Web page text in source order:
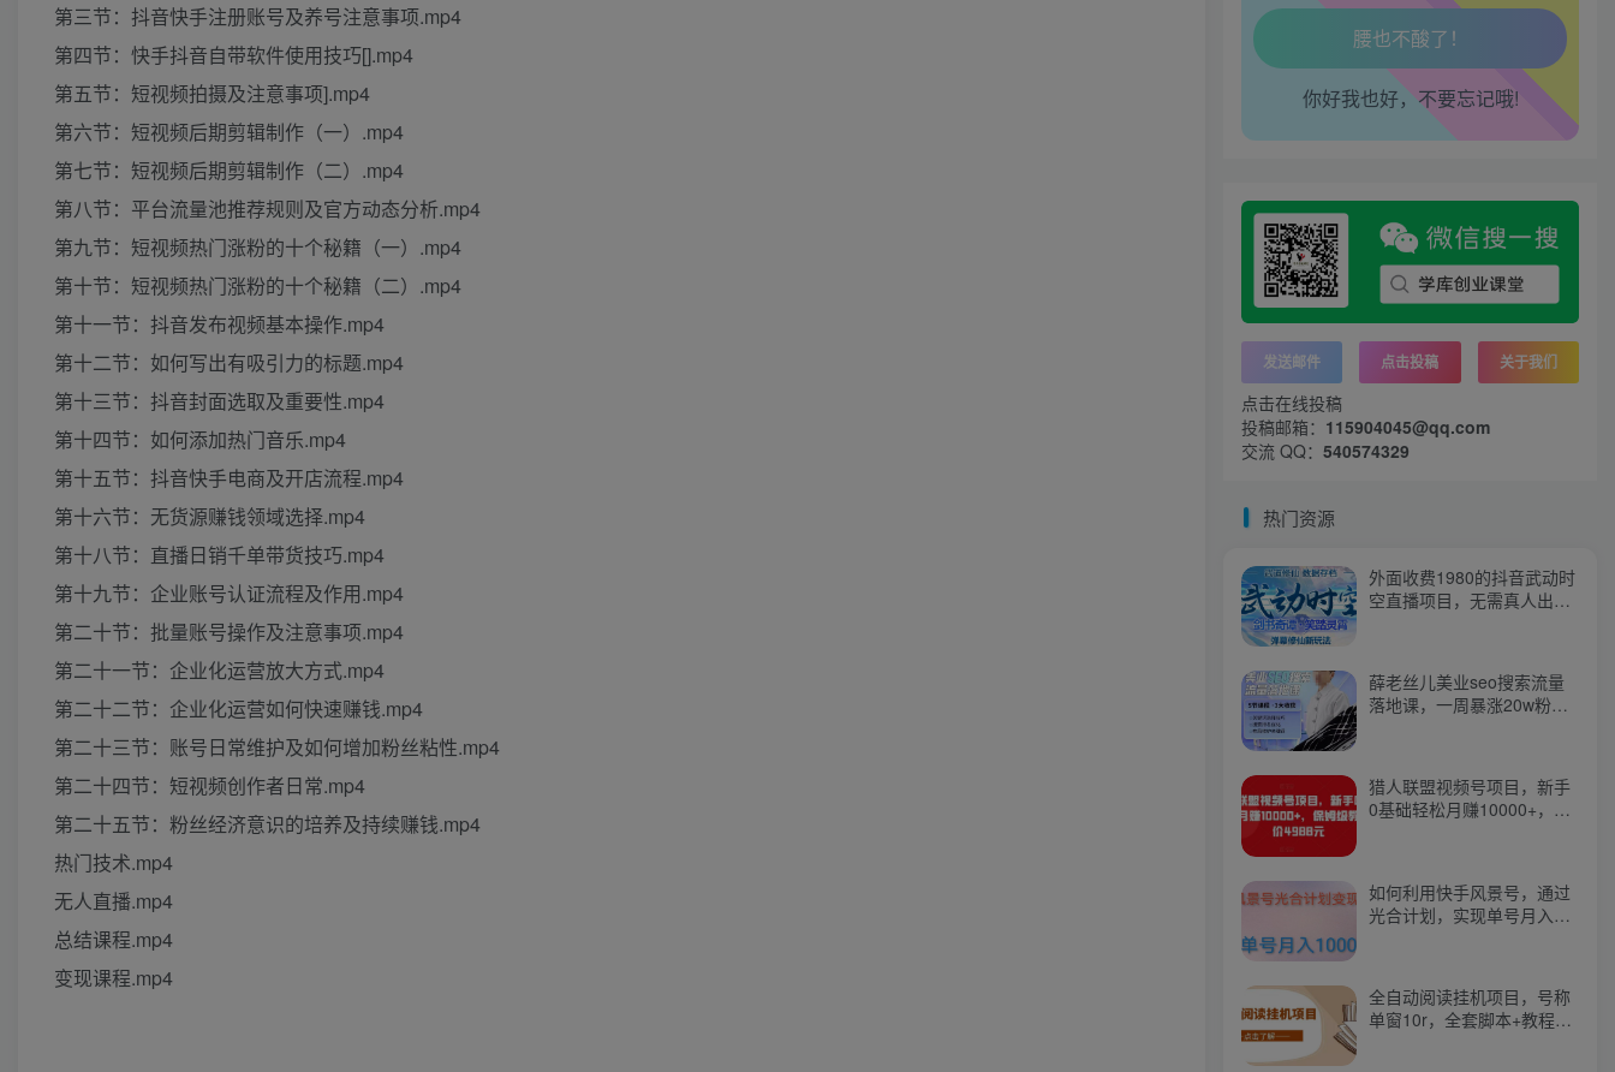
第三节：抖音快手注册账号及养号注意事项.mp4
第四节：快手抖音自带软件使用技巧[].mp4
第五节：短视频拍摄及注意事项].mp4
第六节：短视频后期剪辑制作（一）.mp4
第七节：短视频后期剪辑制作（二）.mp4
第八节：平台流量池推荐规则及官方动态分析.mp4
第九节：短视频热门涨粉的十个秘籍（一）.mp4
第十节：短视频热门涨粉的十个秘籍（二）.mp4
第十一节：抖音发布视频基本操作.mp4
第十二节：如何写出有吸引力的标题.mp4
第十三节：抖音封面选取及重要性.mp4
第十四节：如何添加热门音乐.mp4
第十五节：抖音快手电商及开店流程.mp4
第十六节：无货源赚钱领域选择.mp4
第十八节：直播日销千单带货技巧.mp4
第十九节：企业账号认证流程及作用.mp4
第二十节：批量账号操作及注意事项.mp4
第二十一节：企业化运营放大方式.mp4
第二十二节：企业化运营如何快速赚钱.mp4
第二十三节：账号日常维护及如何增加粉丝粘性.mp4
第二十四节：短视频创作者日常.mp4
第二十五节：粉丝经济意识的培养及持续赚钱.mp4
热门技术.mp4
无人直播.mp4
总结课程.mp4
变现课程.mp4
腿也不痛了！
腰也不酸了！
工作也轻松了！
你好我也好，不要忘记哦!
发送邮件 点击投稿 关于我们
点击在线投稿
投稿邮箱： 115904045@qq.com
交流 QQ： 540574329
热门资源
外面收费1980的抖音武动时
空直播项目，无需真人出
薛老丝儿美业seo搜索流量
落地课，一周暴涨20w粉
猎人联盟视频号项目，新手
0基础轻松月赚10000+，保
如何利用快手风景号，通过
光合计划，实现单号月入
全自动阅读挂机项目，号称
单窗10r，全套脚本+教程，